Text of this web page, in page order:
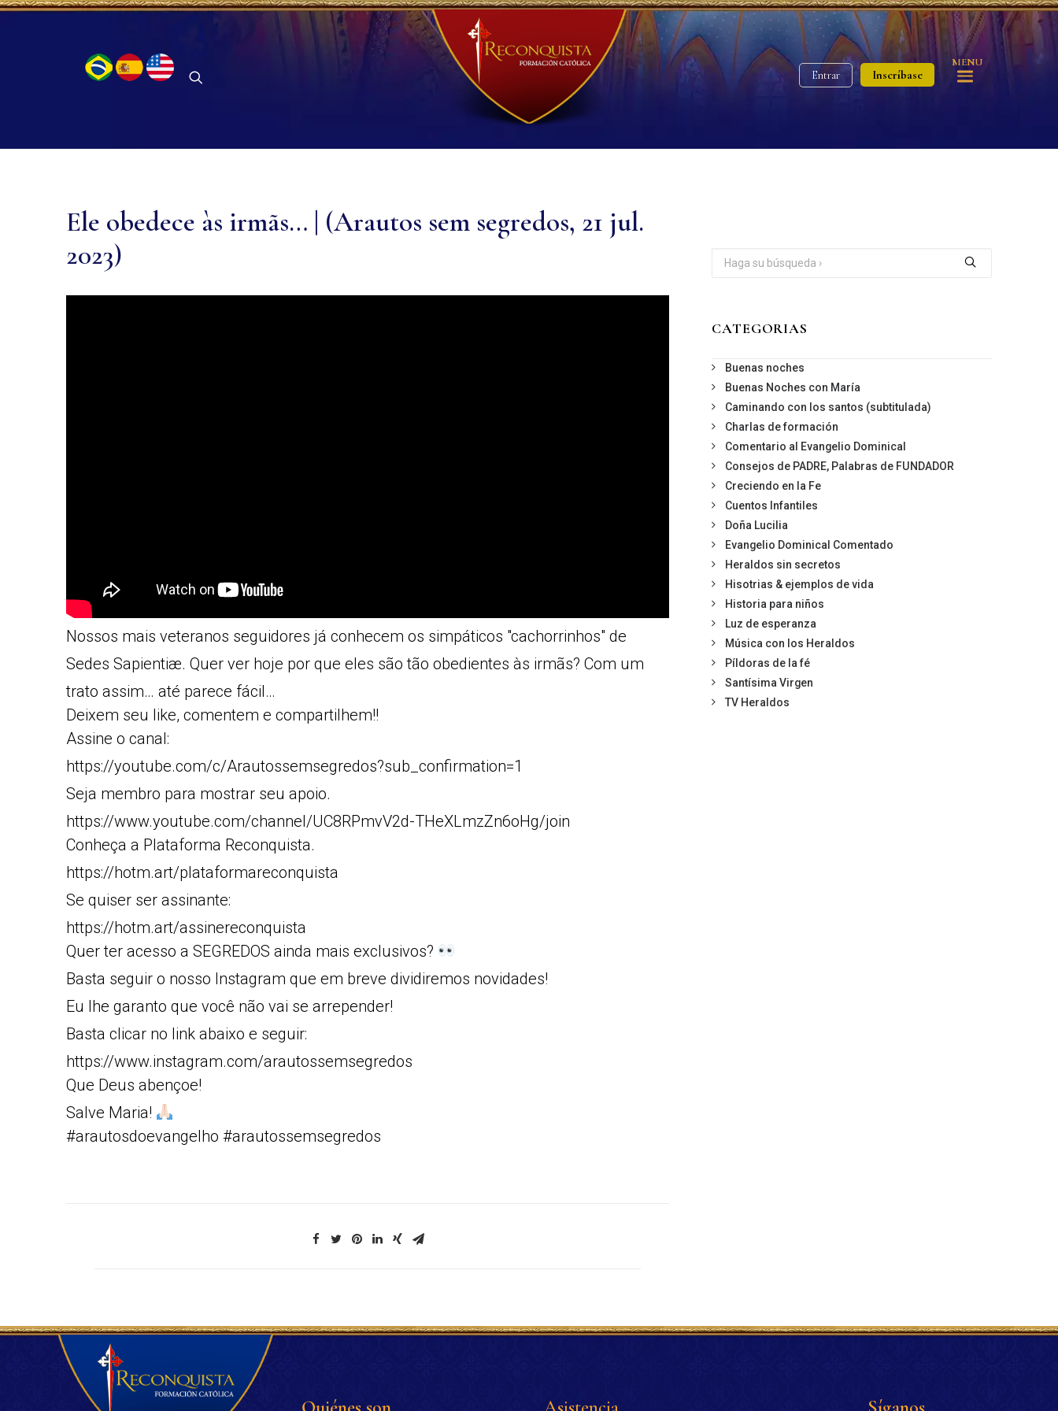
Entrar Inscríbase
MENU
Ele obedece às irmãs… | (Arautos sem segredos, 21 jul.
2023)
Nossos mais veteranos seguidores já conhecem os simpáticos "cachorrinhos" de
Sedes Sapientiæ. Quer ver hoje por que eles são tão obedientes às irmãs? Com um
trato assim… até parece fácil…
Deixem seu like, comentem e compartilhem!!
Assine o canal:
https://youtube.com/c/Arautossemsegredos?sub_confirmation=1
Seja membro para mostrar seu apoio.
https://www.youtube.com/channel/UC8RPmvV2d-THeXLmzZn6oHg/join
Conheça a Plataforma Reconquista.
https://hotm.art/plataformareconquista
Se quiser ser assinante:
https://hotm.art/assinereconquista
Quer ter acesso a SEGREDOS ainda mais exclusivos?
Basta seguir o nosso Instagram que em breve dividiremos novidades!
Eu lhe garanto que você não vai se arrepender!
Basta clicar no link abaixo e seguir:
https://www.instagram.com/arautossemsegredos
Que Deus abençoe!
Salve Maria!
#arautosdoevangelho #arautossemsegredos
CATEGORIAS
Buenas noches
Buenas Noches con María
Caminando con los santos (subtitulada)
Charlas de formación
Comentario al Evangelio Dominical
Consejos de PADRE, Palabras de FUNDADOR
Creciendo en la Fe
Cuentos Infantiles
Doña Lucilia
Evangelio Dominical Comentado
Heraldos sin secretos
Hisotrias & ejemplos de vida
Historia para niños
Luz de esperanza
Música con los Heraldos
Píldoras de la fé
Santísima Virgen
TV Heraldos